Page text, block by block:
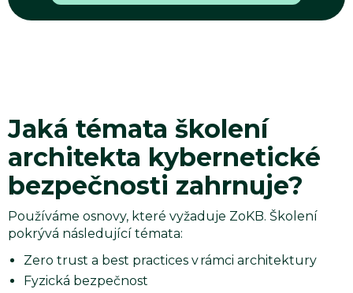
Jaká témata školení
architekta kybernetické
bezpečnosti zahrnuje?
Používáme osnovy, které vyžaduje ZoKB. Školení
pokrývá následující témata:
Zero trust a best practices v rámci architektury
Fyzická bezpečnost